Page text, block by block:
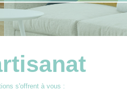
s'offrent à vous :